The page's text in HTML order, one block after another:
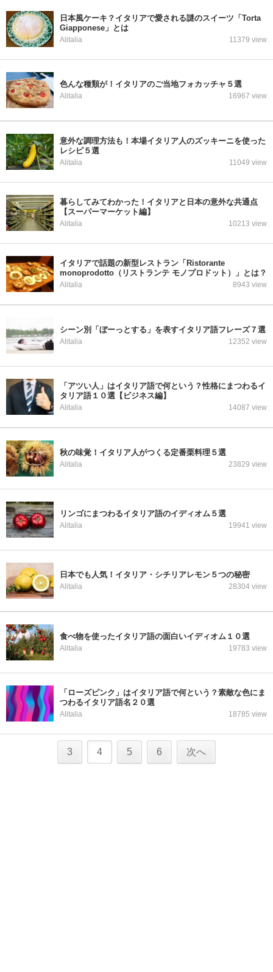
日本風ケーキ？イタリアで愛される謎のスイーツ「Torta
Giapponese」とは
Alitalia 11379 view
色んな種類が！イタリアのご当地フォカッチャ５選
Alitalia 16967 view
意外な調理方法も！本場イタリア人のズッキーニを使った
レシピ５選
Alitalia 11049 view
暮らしてみてわかった！イタリアと日本の意外な共通点
【スーパーマーケット編】
Alitalia 10213 view
イタリアで話題の新型レストラン「Ristorante
monoprodotto（リストランテ モノプロドット）」とは？
Alitalia 8943 view
シーン別「ぼーっとする」を表すイタリア語フレーズ７選
Alitalia 12352 view
「アツい人」はイタリア語で何という？性格にまつわるイ
タリア語１０選【ビジネス編】
Alitalia 14087 view
秋の味覚！イタリア人がつくる定番栗料理５選
Alitalia 23829 view
リンゴにまつわるイタリア語のイディオム５選
Alitalia 19941 view
日本でも人気！イタリア・シチリアレモン５つの秘密
Alitalia 28304 view
食べ物を使ったイタリア語の面白いイディオム１０選
Alitalia 19783 view
「ローズピンク」はイタリア語で何という？素敵な色にま
つわるイタリア語名２０選
Alitalia 18785 view
3 4 5 6 次へ